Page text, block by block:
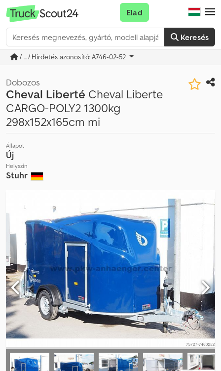
Keresés
Elad
/ ... / Hirdetés azonosító: A746-02-52
Dobozos
Cheval Liberté Cheval Liberte
CARGO-POLY2 1300kg
298x152x165cm mi
Állapot
Új
Helyszín
Stuhr